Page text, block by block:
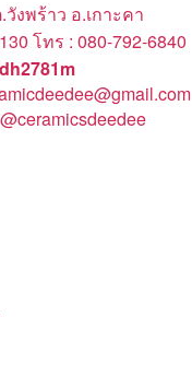
งพร้าว อ.เกาะคา
โทร : 080-792-6840